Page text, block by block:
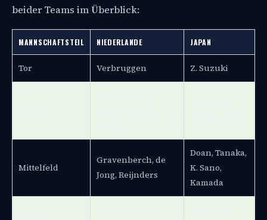
beider Teams im Überblick:
MANNSCHAFTSTEIL NIEDERLANDE JAPAN
Tor Verbruggen Z. Suzuki
Mittelfeld
Gravenberch, de
Jong, Reijnders
Doan, Tanaka,
K. Sano,
Kamada